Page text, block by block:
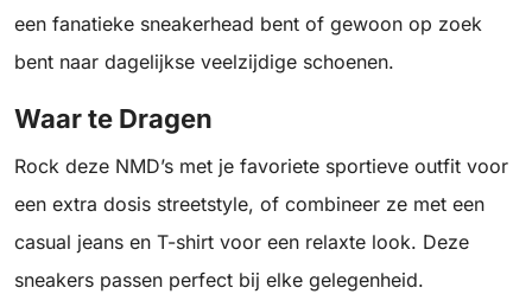
een fanatieke sneakerhead bent of gewoon op zoek
bent naar dagelijkse veelzijdige schoenen.
Waar te Dragen
Rock deze NMD’s met je favoriete sportieve outfit voor
een extra dosis streetstyle, of combineer ze met een
casual jeans en T-shirt voor een relaxte look. Deze
sneakers passen perfect bij elke gelegenheid.